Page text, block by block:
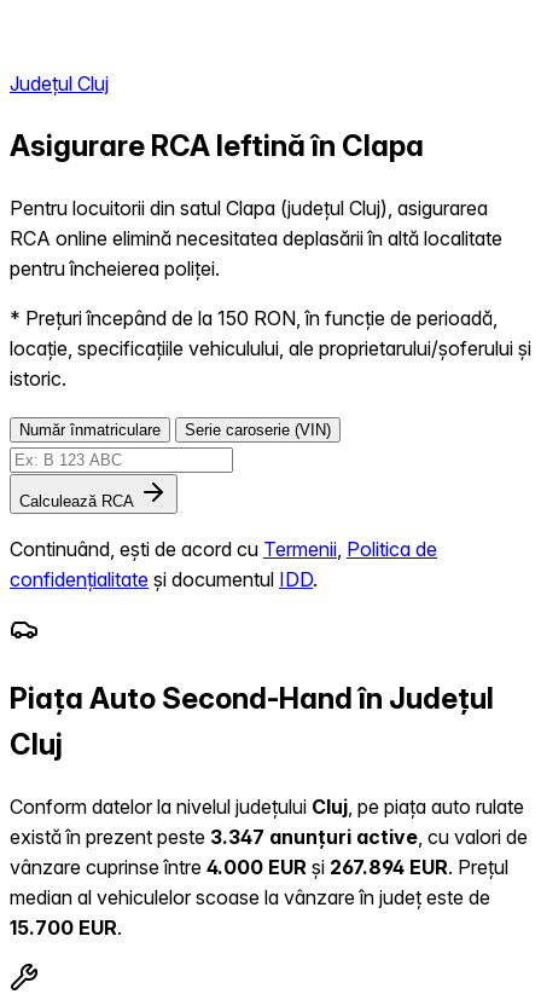
Județul Cluj
Asigurare RCA Ieftină în Clapa
Pentru locuitorii din satul Clapa (județul Cluj), asigurarea
RCA online elimină necesitatea deplasării în altă localitate
pentru încheierea poliței.
* Prețuri începând de la 150 RON, în funcție de perioadă,
locație, specificațiile vehiculului, ale proprietarului/șoferului și
istoric.
Număr înmatriculare Serie caroserie (VIN)
Calculează RCA
Continuând, ești de acord cu Termenii Politica de
confidențialitate și documentul IDD.
Piața Auto Second-Hand în Județul
Cluj
Conform datelor la nivelul județului Cluj , pe piața auto rulate
există în prezent peste 3.347 anunțuri active , cu valori de
vânzare cuprinse între 4.000 EUR și 267.894 EUR. Prețul
median al vehiculelor scoase la vânzare în județ este de
15.700 EUR.